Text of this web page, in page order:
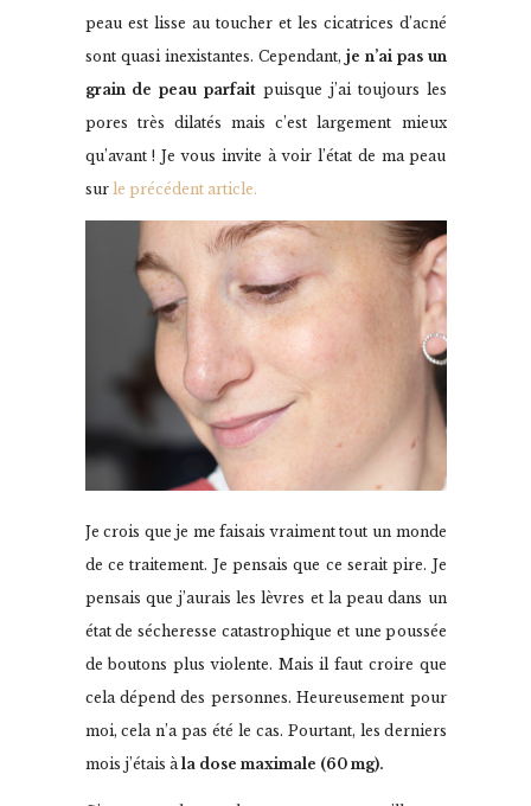
peau est lisse au toucher et les cicatrices d’acné
sont quasi inexistantes. Cependant, je n’ai pas un
grain de peau parfait puisque j’ai toujours les
pores très dilatés mais c’est largement mieux
qu’avant ! Je vous invite à voir l’état de ma peau
sur le précédent article.
Je crois que je me faisais vraiment tout un monde
de ce traitement. Je pensais que ce serait pire. Je
pensais que j’aurais les lèvres et la peau dans un
état de sécheresse catastrophique et une poussée
de boutons plus violente. Mais il faut croire que
cela dépend des personnes. Heureusement pour
moi, cela n’a pas été le cas. Pourtant, les derniers
mois j’étais àla dose maximale (60 mg).